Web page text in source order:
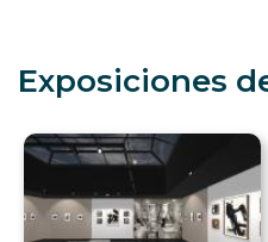
Exposiciones